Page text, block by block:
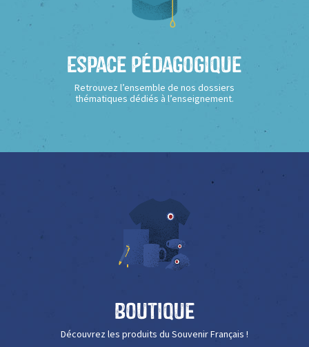
Espace Pédagogique
Retrouvez l’ensemble de nos dossiers
thématiques dédiés à l’enseignement.
Boutique
Découvrez les produits du Souvenir Français !